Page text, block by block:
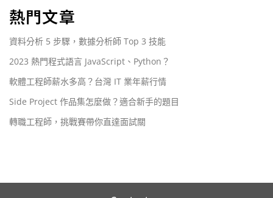
熱門文章
資料分析 5 步驟，數據分析師 Top 3 技能
2023 熱門程式語言 JavaScript、Python？
軟體工程師薪水多高？台灣 IT 業年薪行情
Side Project 作品集怎麼做？適合新手的題目
轉職工程師，挑戰賽帶你直達面試關